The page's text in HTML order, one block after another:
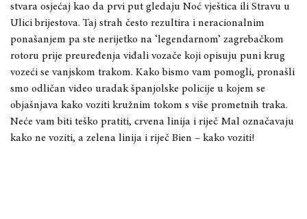
stvara osjećaj kao da prvi put gledaju Noć vještica ili Stravu u
Ulici brijestova. Taj strah često rezultira i neracionalnim
ponašanjem pa ste nerijetko na ‘legendarnom’ zagrebačkom
rotoru prije preuređenja viđali vozače koji opisuju puni krug
vozeći se vanjskom trakom. Kako bismo vam pomogli, pronašli
smo odličan video uradak španjolske policije u kojem se
objašnjava kako voziti kružnim tokom s više prometnih traka.
Neće vam biti teško pratiti, crvena linija i riječ Mal označavaju
kako ne voziti, a zelena linija i riječ Bien – kako voziti!